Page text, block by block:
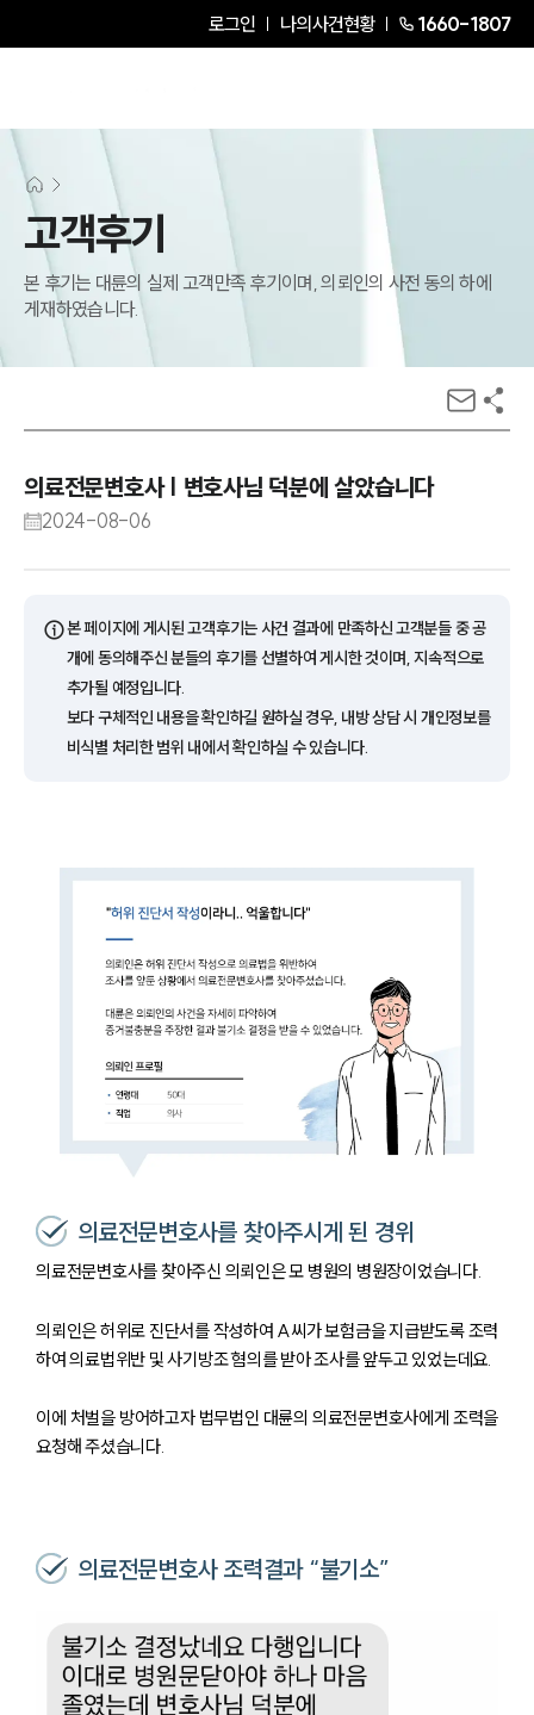
로그인 나의사건현황 1660-1807
고객후기
본 후기는 대륜의 실제 고객만족 후기이며, 의뢰인의 사전 동의 하에
게재하였습니다.
의료전문변호사 | 변호사님 덕분에 살았습니다
2024-08-06
ⓘ본 페이지에 게시된 고객후기는 사건 결과에 만족하신 고객분들 중 공
개에 동의해주신 분들의 후기를 선별하여 게시한 것이며, 지속적으로
추가될 예정입니다.
보다 구체적인 내용을 확인하길 원하실 경우, 내방 상담 시 개인정보를
비식별 처리한 범위 내에서 확인하실 수 있습니다.
의료전문변호사를 찾아주시게 된 경위
의료전문변호사를 찾아주신 의뢰인은 모 병원의 병원장이었습니다.
의뢰인은 허위로 진단서를 작성하여 A씨가 보험금을 지급받도록 조력
하여 의료법위반 및 사기방조 혐의를 받아 조사를 앞두고 있었는데요.
이에 처벌을 방어하고자 법무법인 대륜의 의료전문변호사에게 조력을
요청해 주셨습니다.
의료전문변호사 조력결과 “불기소”